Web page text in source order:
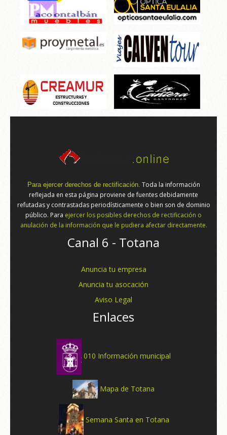
Para ejercer derechos de rectificación. Toda la información
reflejada en esta página proviene de fuentes debidamente
refutadas y contrastadas periodísticamente o bien son de dominio
público. Para ejercer los posibles derechos de rectificación o
anulación de la información que le pudiera afectar directamente.
Canal 6 - Totana
Anuncia tu empresa
Anuncia tu asocación
Aviso Legal
Enlaces
010 Información municipal
Mapa de Totana
Semana Santa en Totana